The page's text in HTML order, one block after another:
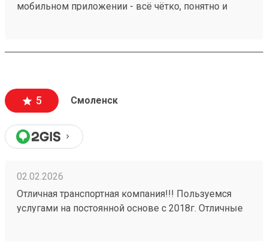
мобильном приложении - всё чётко, понятно и
сразу видна сумма на оплату. В обозначенное
делается и оплата. Очень удобно и комфортно! А за
бонусную программу - отдельное спасибо!
5 Смоленск
02.02.2026
Отличная транспортная компания!!! Пользуемся
услугами на постоянной основе с 2018г. Отличные